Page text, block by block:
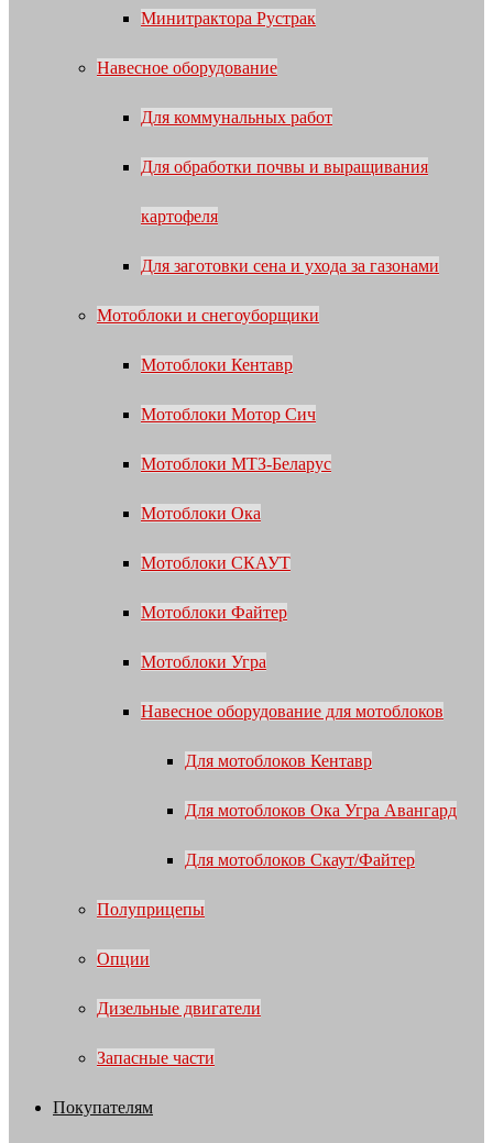
Минитрактора Рустрак
Навесное оборудование
Для коммунальных работ
Для обработки почвы и выращивания
картофеля
Для заготовки сена и ухода за газонами
Мотоблоки и снегоуборщики
Мотоблоки Кентавр
Мотоблоки Мотор Сич
Мотоблоки МТЗ-Беларус
Мотоблоки Ока
Мотоблоки СКАУТ
Мотоблоки Файтер
Мотоблоки Угра
Навесное оборудование для мотоблоков
Для мотоблоков Кентавр
Для мотоблоков Ока Угра Авангард
Для мотоблоков Скаут/Файтер
Полуприцепы
Опции
Дизельные двигатели
Запасные части
Покупателям